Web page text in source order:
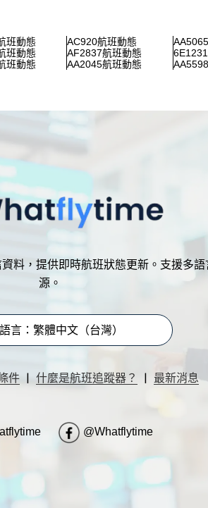
班動態 AC920航班動態
班動態 AF2837航班動態
班動態 AA2045航班動態
，提供即時航班狀態更新。支援多語
源。
言：繁體中文（台灣）
件 | 什麼是航班追蹤器？ | 最新消息
@Whatflytime